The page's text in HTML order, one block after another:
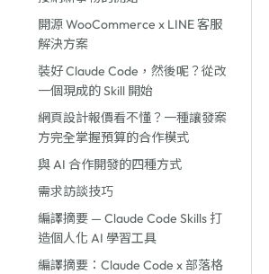
開源 WooCommerce x LINE 客服
解決方案
裝好 Claude Code，然後呢？從改
一個現成的 Skill 開始
網頁設計報價看不懂？一種讓發案
方完全掌握預算的合作模式
與 AI 合作開發的四種方式
需求訪談技巧
編譯摘要 — Claude Code Skills 打
造個人化 AI 學習工具
編譯摘要：Claude Code x 部落格